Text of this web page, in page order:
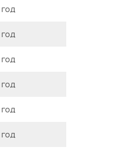
год
год
год
год
год
год